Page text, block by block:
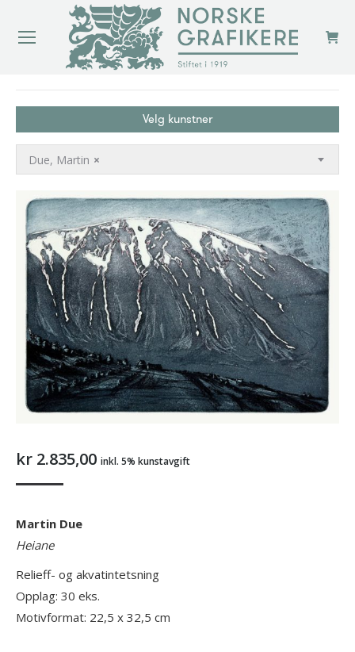
Velg kunstner
×
Due, Martin
kr 2.835,00 inkl. 5% kunstavgift
Martin Due
Heiane
Relieff- og akvatintetsning
Opplag: 30 eks.
Motivformat: 22,5 x 32,5 cm